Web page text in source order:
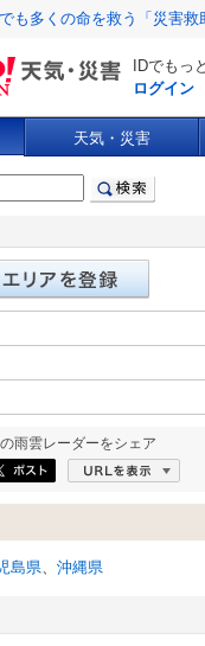
も多くの命を救う「災害救
IDでもっ
ログイン
天気・災害
雨雲レーダーをシェア
にシェア
ポスト
島県、 沖縄県